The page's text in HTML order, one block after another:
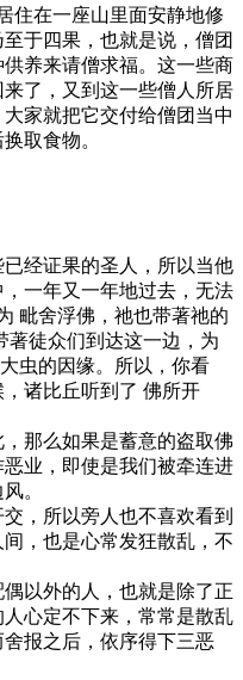
住在一座山里面安静地修
于四果，也就是说，僧团
养来请僧求福。这一些商
了，又到这一些僧人所居
家就把它交付给僧团当中
取食物。
经证果的圣人，所以当他
一年又一年地过去，无法
毗舍浮佛，祂也带著祂的
著徒众们到达这一边，为
虫的因缘。所以，你看
诸比丘听到了 佛所开
那么如果是蓄意的盗取佛
业，即使是我们被牵连进
。
，所以旁人也不喜欢看到
，也是心常发狂散乱，不
以外的人，也就是除了正
心定不下来，常常是散乱
报之后，依序得下三恶